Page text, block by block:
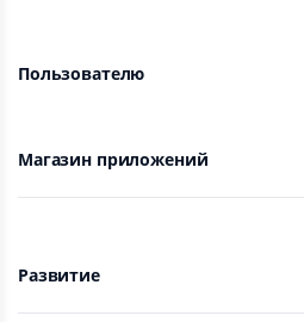
Пользователю
Магазин приложений
Развитие